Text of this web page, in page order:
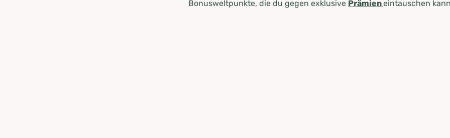
Bonusweltpunkte, die du gegen exklusive Prämieneintauschen